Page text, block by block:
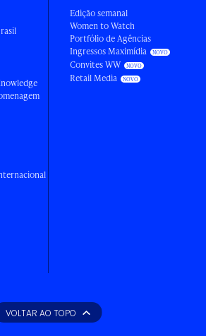
Edição semanal
Women to Watch
Portfólio de Agências
Ingressos Maximídia
Convites WW
Retail Media
VOLTAR AO TOPO